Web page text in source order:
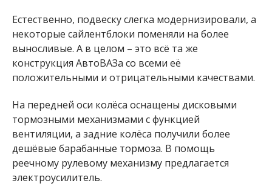
Естественно, подвеску слегка модернизировали, а
некоторые сайлентблоки поменяли на более
выносливые. А в целом – это всё та же
конструкция АвтоВАЗа со всеми её
положительными и отрицательными качествами.
На передней оси колёса оснащены дисковыми
тормозными механизмами с функцией
вентиляции, а задние колёса получили более
дешёвые барабанные тормоза. В помощь
реечному рулевому механизму предлагается
электроусилитель.